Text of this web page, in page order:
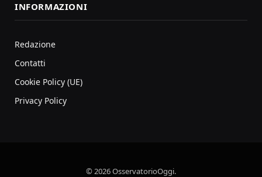
INFORMAZIONI
Redazione
Contatti
Cookie Policy (UE)
Privacy Policy
© 2026 OsservatorioOggi.